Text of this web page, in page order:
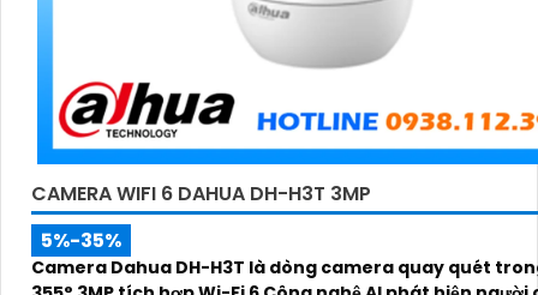
CAMERA WIFI 6 DAHUA DH-H3T 3MP
5%-35%
Camera Dahua DH-H3T là dòng camera quay quét